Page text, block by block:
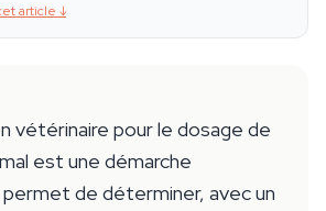
article ↓
vétérinaire pour le dosage de
est une démarche
de déterminer, avec un